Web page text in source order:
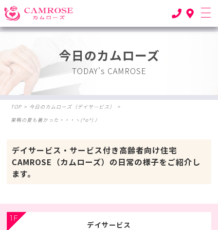
今日のカムローズ
TODAY's CAMROSE
TOP > 今日のカムローズ（デイサ―ビス）
>
巣鴨の夏も暑かった・・・ヽ(^o^)丿
デイサービス・サービス付き高齢者向け住宅
CAMROSE（カムローズ）の日常の様子をご紹介し
ます。
1F
デイサービス